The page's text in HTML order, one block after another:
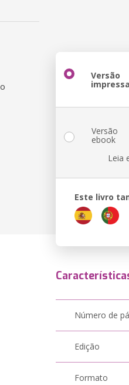
Versão
impressa
Versão
ebook
Leia
Este livro
Número de
Edição
Formato